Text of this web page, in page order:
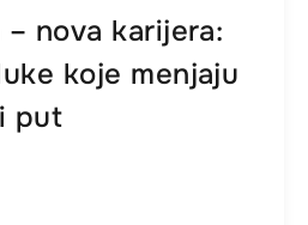
nova karijera:
koje menjaju
put